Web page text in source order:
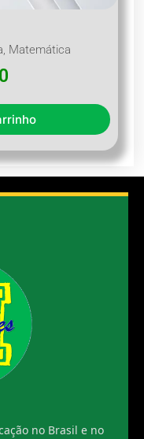
, Matemática
no Brasil e no